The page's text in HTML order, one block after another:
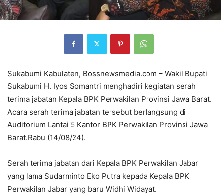
Sukabumi Kabulaten, Bossnewsmedia.com – Wakil Bupati
Sukabumi H. Iyos Somantri menghadiri kegiatan serah
terima jabatan Kepala BPK Perwakilan Provinsi Jawa Barat.
Acara serah terima jabatan tersebut berlangsung di
Auditorium Lantai 5 Kantor BPK Perwakilan Provinsi Jawa
Barat.Rabu (14/08/24).
Serah terima jabatan dari Kepala BPK Perwakilan Jabar
yang lama Sudarminto Eko Putra kepada Kepala BPK
Perwakilan Jabar yang baru Widhi Widayat.